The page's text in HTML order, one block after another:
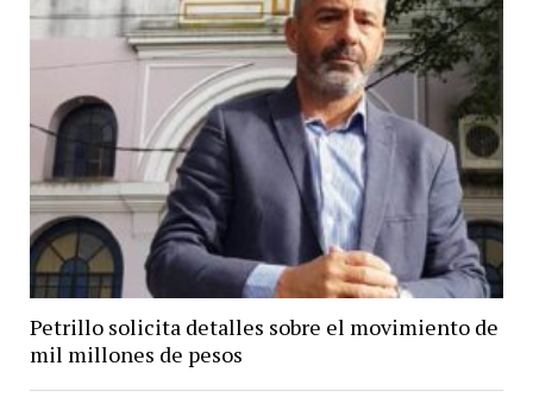
Petrillo solicita detalles sobre el movimiento de
mil millones de pesos